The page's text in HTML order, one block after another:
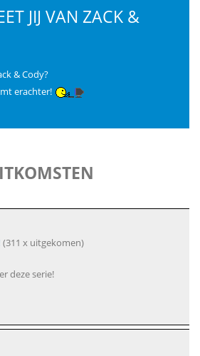
JIJ VAN ZACK &
& Cody?
erachter!
(311 x uitgekomen)
deze serie!